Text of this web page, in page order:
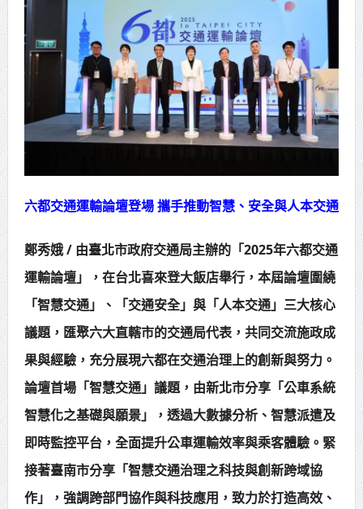
打鐵厝北側產業園區產業設施公共
動土創造千個就業機會
高雄「三民運動中心」市長陳其
邁、運動部長李洋各界貴賓共同揭幕
高雄東照山關帝廟全國國中小學書
法比賽 圓滿落幕
賴清德總統主持將官晉任 期勉精進
蔣萬安再拋出「倒閣說」 喊推陳其
邁組閣
賴總統肯定「金唐獎」得獎者及入
圍者 允諾完善支持體系
六都交通運輸論壇登場 攜手推動智慧、安全與人本交通
鄭秀娥 / 由臺北市政府交通局主辦的「2025年六都交通
運輸論壇」，在台北喜來登大飯店舉行，本屆論壇圍繞
「智慧交通」、「交通安全」與「人本交通」三大核心
議題，匯聚六大直轄市的交通局代表，共同交流施政成
果與經驗，充分展現六都在交通治理上的創新與努力。
論壇首場「智慧交通」議題，由新北市分享「公車系統
智慧化之基礎與願景」，透過大數據分析、智慧派遣及
即時監控平台，全面提升公車運輸效率與乘客體驗。緊
接著臺南市分享「智慧交通治理之科技與創新跨域協
作」，強調跨部門協作與科技應用，致力於打造高效、